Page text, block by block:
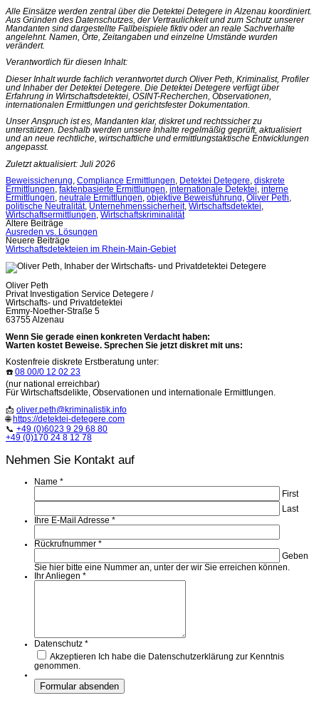
Alle Einsätze werden zentral über die Detektei Detegere in Alzenau koordiniert.
Aus Gründen des Datenschutzes, der Vertraulichkeit und zum Schutz unserer
Mandanten sind dargestellte Fallbeispiele fiktiv oder an reale Sachverhalte
angelehnt. Namen, Orte, Zeitangaben und einzelne Umstände wurden
verändert.
Verantwortlich für diesen Inhalt:
Dieser Inhalt wurde fachlich verantwortet durch Oliver Peth, Kriminalist, Profiler
und Inhaber der Detektei Detegere. Die Detektei Detegere verfügt über
Erfahrung in Wirtschaftsdetektei, OSINT-Recherchen, Observationen,
internationalen Ermittlungen und gerichtsfester Dokumentation.
Unser Anspruch ist es, Mandanten klar, diskret und rechtssicher zu
unterstützen. Deshalb werden unsere Inhalte regelmäßig geprüft, aktualisiert
und an neue rechtliche, wirtschaftliche und ermittlungstaktische Entwicklungen
angepasst.
Zuletzt aktualisiert: Juli 2026
Beweissicherung Compliance Ermittlungen Detektei Detegere diskrete
Ermittlungen faktenbasierte Ermittlungen internationale Detektei interne
Ermittlungen neutrale Ermittlungen objektive Beweisführung Oliver Peth
politische Neutralität, Unternehmenssicherheit, Wirtschaftsdetektei
Wirtschaftsermittlungen Wirtschaftskriminalität
Beitragsnavigation
Ältere Beiträge
Ausreden vs. Lösungen
Neuere Beiträge
Wirtschaftsdetekteien im Rhein-Main-Gebiet
Oliver Peth
Privat Investigation Service Detegere /
Wirtschafts- und Privatdetektei
Emmy-Noether-Straße 5
63755 Alzenau
Wenn Sie gerade einen konkreten Verdacht haben:
Warten kostet Beweise. Sprechen Sie jetzt diskret mit uns:
Kostenfreie diskrete Erstberatung unter:
☎️ 08 00/0 12 02 23
(nur national erreichbar)
Für Wirtschaftsdelikte, Observationen und internationale Ermittlungen.
📩 oliver.peth@kriminalistik.info
🌐 https://detektei-detegere.com
📞 +49 (0)6023 9 29 68 80
+49 (0)170 24 8 12 78
Nehmen Sie Kontakt auf
Name *
First
Last
Ihre E-Mail Adresse *
Rückrufnummer *
Geben
Sie hier bitte eine Nummer an, unter der wir Sie erreichen können.
Ihr Anliegen *
Datenschutz *
Akzeptieren Ich habe die Datenschutzerklärung zur Kenntnis
genommen.